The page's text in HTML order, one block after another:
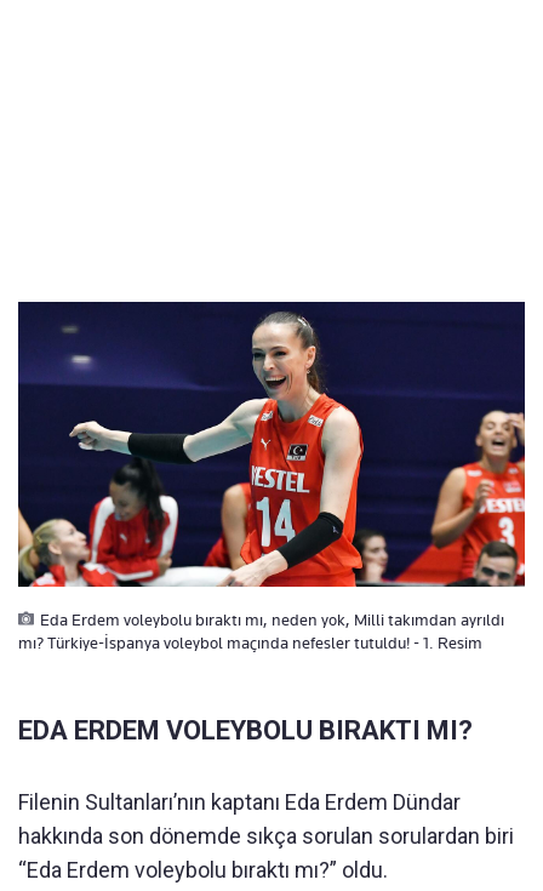
Eda Erdem voleybolu bıraktı mı, neden yok, Milli takımdan ayrıldı
mı? Türkiye-İspanya voleybol maçında nefesler tutuldu! - 1. Resim
EDA ERDEM VOLEYBOLU BIRAKTI MI?
Filenin Sultanları’nın kaptanı Eda Erdem Dündar
hakkında son dönemde sıkça sorulan sorulardan biri
“Eda Erdem voleybolu bıraktı mı?” oldu.